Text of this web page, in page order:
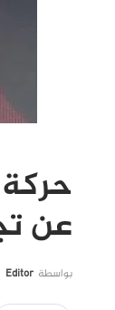
عن
بواسطة Editor